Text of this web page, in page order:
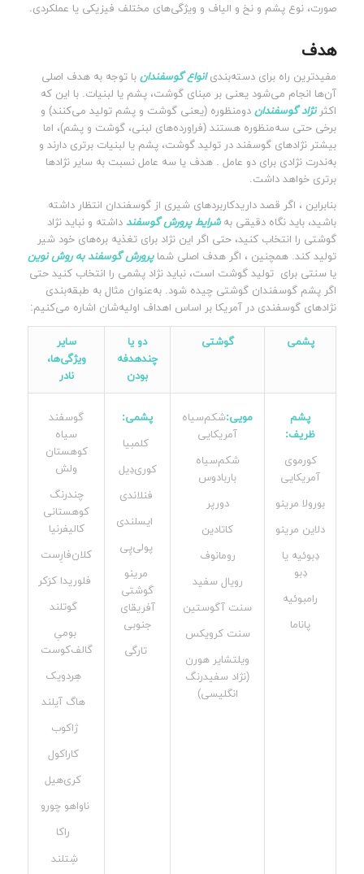
صورت، نوع پشم و نخ و الیاف و ویژگی‌های مختلف فیزیکی یا عملکردی.
هدف
مفیدترین راه برای دسته‌بندیانواع گوسفندانبا توجه به هدف اصلی
آن‌ها انجام می‌شود یعنی بر مبنای گوشت، پشم یا لبنیات. با این که
اکثرنژاد گوسفنداندومنظوره (یعنی گوشت و پشم تولید می‌کنند) و
برخی حتی سه‌منظوره هستند (فراورده‌های لبنی، گوشت و پشم)، اما
بیشتر نژادهای گوسفند در تولید گوشت، پشم یا لبنیات برتری دارند و
به‌ندرت نژادی برای دو عامل . هدف یا سه عامل نسبت به سایر نژادها
برتری خواهد داشت.
بنابراین ، اگر قصد داریدکاربردهای شیری از گوسفندان انتظار داشته
باشید، باید نگاه دقیقی بهشرایط پرورش گوسفندداشته و نباید نژاد
گوشتی را انتخاب کنید، حتی اگر این نژاد برای تغذیه بره‌های خود شیر
تولید کند. همچنین ، اگر هدف اصلی شماپرورش گوسفند به روش نوین
یا سنتی برای تولید گوشت است، نباید نژاد پشمی را انتخاب کنید حتی
اگر پشم گوسفندان گوشتی چیده شود. به‌عنوان مثال به طبقه‌بندی
نژادهای گوسفندی در آمریکا بر اساس اهداف اولیه‌شان اشاره می‌کنیم:
پشمی گوشتی
دو یا
چندهدفه
بودن
سایر
ویژگی‌ها،
نادر
پشم
ظریف:
کورموی
آمریکایی
بورولا مرینو
دلاین مرینو
دِبوئیه یا
دِبو
رامبوئیه
پاناما
مویی:شکم‌سیاه
آمریکایی
شکم‌سیاه
باربادوس
دورپر
کاتادین
رومانوف
رویال سفید
سنت آگوستین
سنت کرویکس
ویلتشایر هورن
(نژاد سفیدرنگ
انگلیسی)
پشمی:
کلمبیا
کوری‌دِیل
فنلاندی
ایسلندی
پولی‌پِی
مرینو
گوشتی
آفریقای
جنوبی
تارگی
گوسفند
سیاه
کوهستان
ولش
چندرنگ
کوهستانی
کالیفرنیا
کلان‌فارِست
فلوریدا کرَکر
گوتلند
بومیِ
گالف‌کوست
هِردویک
هاگ آیلند
ژاکوب
کاراکول
کری‌هیل
ناواهو چورو
راکا
شِتلند